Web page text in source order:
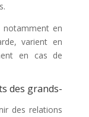
notamment en
varient en
en cas de
des grands-
des relations